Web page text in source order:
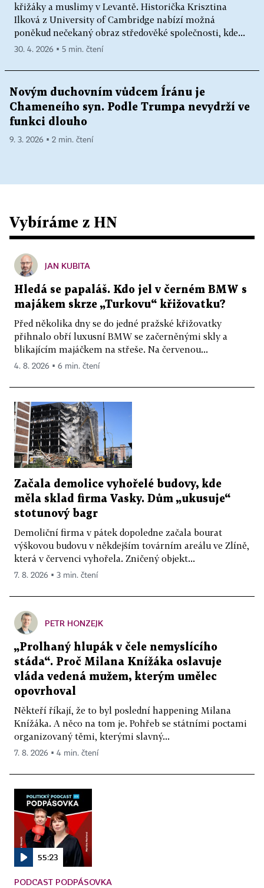
křižáky a muslimy v Levantě. Historička Krisztina
Ilková z University of Cambridge nabízí možná
poněkud nečekaný obraz středověké společnosti, kde...
30. 4. 2026 ▪ 5 min. čtení
Novým duchovním vůdcem Íránu je
Chameneího syn. Podle Trumpa nevydrží ve
funkci dlouho
9. 3. 2026 ▪ 2 min. čtení
Vybíráme z HN
JAN KUBITA
Hledá se papaláš. Kdo jel v černém BMW s
majákem skrze „Turkovu“ křižovatku?
Před několika dny se do jedné pražské křižovatky
přihnalo obří luxusní BMW se začerněnými skly a
blikajícím majáčkem na střeše. Na červenou...
4. 8. 2026 ▪ 6 min. čtení
Začala demolice vyhořelé budovy, kde
měla sklad firma Vasky. Dům „ukusuje“
stotunový bagr
Demoliční firma v pátek dopoledne začala bourat
výškovou budovu v někdejším továrním areálu ve Zlíně,
která v červenci vyhořela. Zničený objekt...
7. 8. 2026 ▪ 3 min. čtení
PETR HONZEJK
„Prolhaný hlupák v čele nemyslícího
stáda“. Proč Milana Knížáka oslavuje
vláda vedená mužem, kterým umělec
opovrhoval
Někteří říkají, že to byl poslední happening Milana
Knížáka. A něco na tom je. Pohřeb se státními poctami
organizovaný těmi, kterými slavný...
7. 8. 2026 ▪ 4 min. čtení
55:23
PODCAST PODPÁSOVKA